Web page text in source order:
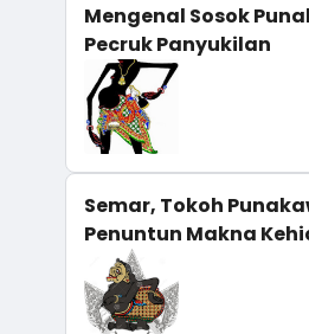
Mengenal Sosok
Pecruk Panyukilan
Semar, Tokoh
Penuntun Makna